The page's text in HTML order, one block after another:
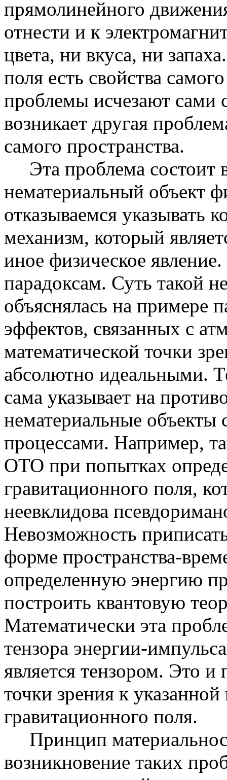
прямолинейного
отнести и к
цвета, ни вкуса, ни
поля есть свойства
проблемы исчезают сами
возникает другая
самого пространства.
Эта проблема состоит
нематериальный объект
отказываемся указывать
механизм, который
иное физическое
парадоксам. Суть такой
объяснялась на примере
эффектов, связанных с
математической точки
абсолютно идеальными.
сама указывает на
нематериальные
процессами. Например,
ОТО при попытках
гравитационного поля,
неевклидова
Невозможность
форме пространства-
определенную энергию
построить квантовую
Математически эта
тензора энергии-
является тензором. Это и
точки зрения к
гравитационного поля.
Принцип
возникновение таких